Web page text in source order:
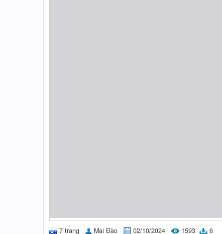
7 trang Mai Đào 02/10/2024 1593 6